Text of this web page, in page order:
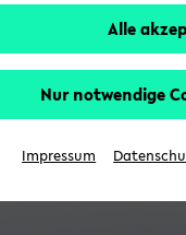
Alle
Nur notwendige
Impressum